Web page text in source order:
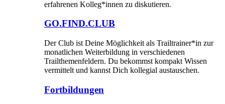
erfahrenen Kolleg*innen zu diskutieren.
GO.FIND.CLUB
Der Club ist Deine Möglichkeit als Trailtrainer*in zur
monatlichen Weiterbildung in verschiedenen
Trailthemenfeldern. Du bekommst kompakt Wissen
vermittelt und kannst Dich kollegial austauschen.
Fortbildungen